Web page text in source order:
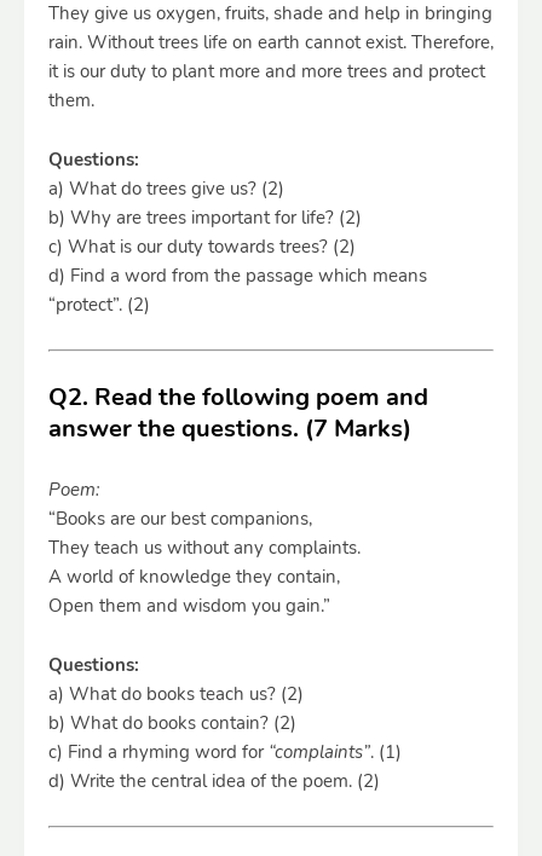
They give us oxygen, fruits, shade and help in bringing
rain. Without trees life on earth cannot exist. Therefore,
it is our duty to plant more and more trees and protect
them.
Questions:
a) What do trees give us? (2)
b) Why are trees important for life? (2)
c) What is our duty towards trees? (2)
d) Find a word from the passage which means
“protect”. (2)
Q2. Read the following poem and
answer the questions. (7 Marks)
Poem:
“Books are our best companions,
They teach us without any complaints.
A world of knowledge they contain,
Open them and wisdom you gain.”
Questions:
a) What do books teach us? (2)
b) What do books contain? (2)
c) Find a rhyming word for “complaints”. (1)
d) Write the central idea of the poem. (2)